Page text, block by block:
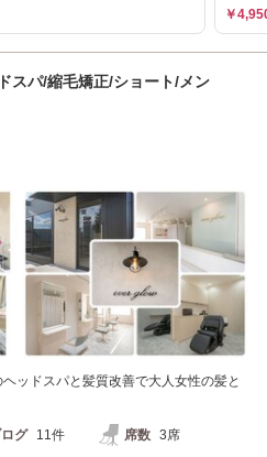
￥
スパ/縮毛矯正/ショート/メン
ッドスパと髪質改善で大人女性の髪と
グ 11件 席数 3席